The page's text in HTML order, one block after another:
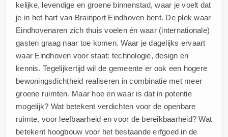
kelijke, levendige en groene binnenstad, waar je voelt dat
je in het hart van Brainport Eindhoven bent. De plek waar
Eindhovenaren zich thuis voelen én waar (internationale)
gasten graag naar toe komen. Waar je dagelijks ervaart
waar Eindhoven voor staat: technologie, design en
kennis. Tegelijkertijd wil de gemeente er ook een hogere
bewoningsdichtheid realiseren in combinatie met meer
groene ruimten. Maar hoe en waar is dat in potentie
mogelijk? Wat betekent verdichten voor de openbare
ruimte, voor leefbaarheid en voor de bereikbaarheid? Wat
betekent hoogbouw voor het bestaande erfgoed in de